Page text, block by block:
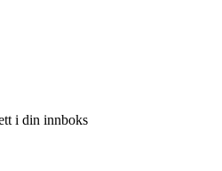
i din innboks